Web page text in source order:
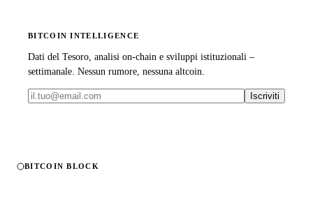
BITCOIN INTELLIGENCE
Dati del Tesoro, analisi on-chain e sviluppi istituzionali –
settimanale. Nessun rumore, nessuna altcoin.
Iscriviti
BITCOIN BLOCK